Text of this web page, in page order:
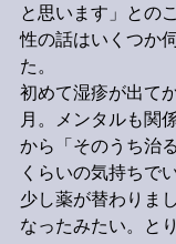
と思います」との
性の話はいくつか
た。
初めて湿疹が出て
月。メンタルも関
から「そのうち治
くらいの気持ちで
少し薬が替わりま
なったみたい。と